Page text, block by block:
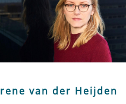
van der Heijden